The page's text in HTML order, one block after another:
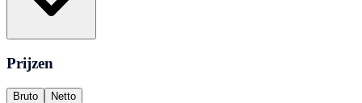
Prijzen
Bruto Netto